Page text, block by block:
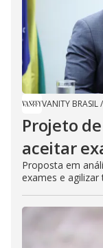
VANITY BRASIL/
Projeto
aceitar
Proposta em
exames e